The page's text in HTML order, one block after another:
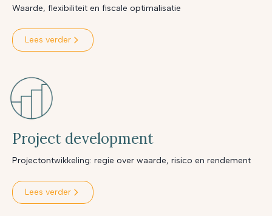
Waarde, flexibiliteit en fiscale optimalisatie
Lees verder
Project development
Projectontwikkeling: regie over waarde, risico en rendement
Lees verder